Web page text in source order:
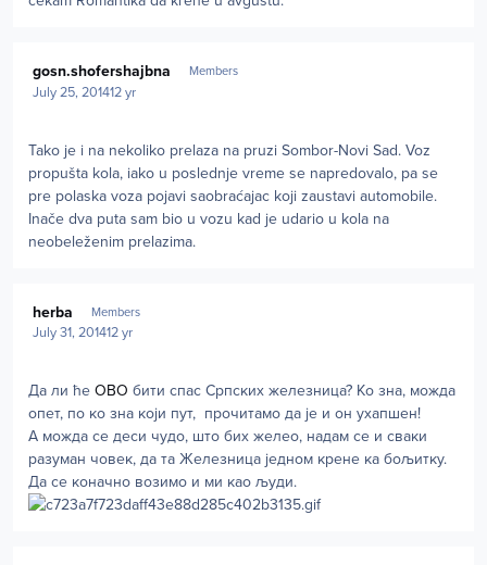
gosn.shofershajbna Members
July 25, 201412 yr
Tako je i na nekoliko prelaza na pruzi Sombor-Novi Sad. Voz
propušta kola, iako u poslednje vreme se napredovalo, pa se
pre polaska voza pojavi saobraćajac koji zaustavi automobile.
Inače dva puta sam bio u vozu kad je udario u kola na
neobeleženim prelazima.
herba Members
July 31, 201412 yr
Да ли ће ОВО бити спас Српских железница? Ко зна, можда
опет, по ко зна који пут, прочитамо да је и он ухапшен!
А можда се деси чудо, што бих желео, надам се и сваки
разуман човек, да та Железница једном крене ка бољитку.
Да се коначно возимо и ми као људи.